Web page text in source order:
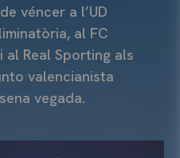
véncer a l’UD
al FC
al Real Sporting als
valencianista
vegada.